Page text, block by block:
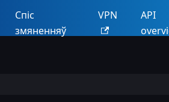
Спіс
змяненняў
VPN
API